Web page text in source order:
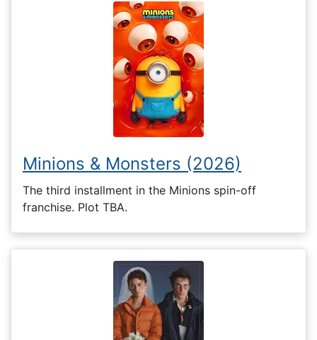
Minions & Monsters (2026)
The third installment in the Minions spin-off
franchise. Plot TBA.